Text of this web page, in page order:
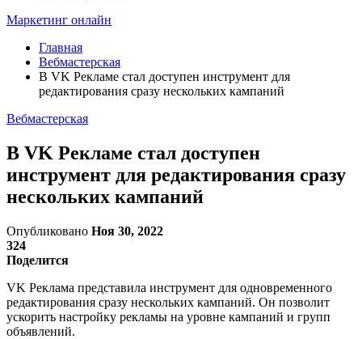
Маркетинг онлайн
Главная
Вебмастерская
В VK Рекламе стал доступен инструмент для
редактирования сразу нескольких кампаний
Вебмастерская
В VK Рекламе стал доступен
инструмент для редактирования сразу
нескольких кампаний
Опубликовано Ноя 30, 2022
324
Поделится
VK Реклама представила инструмент для одновременного
редактирования сразу нескольких кампаний. Он позволит
ускорить настройку рекламы на уровне кампаний и групп
объявлений.